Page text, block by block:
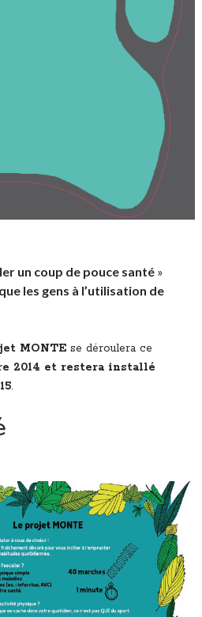
un coup de pouce santé »
les gens à l’utilisation de
MONTE se déroulera ce
2014 et restera installé
.